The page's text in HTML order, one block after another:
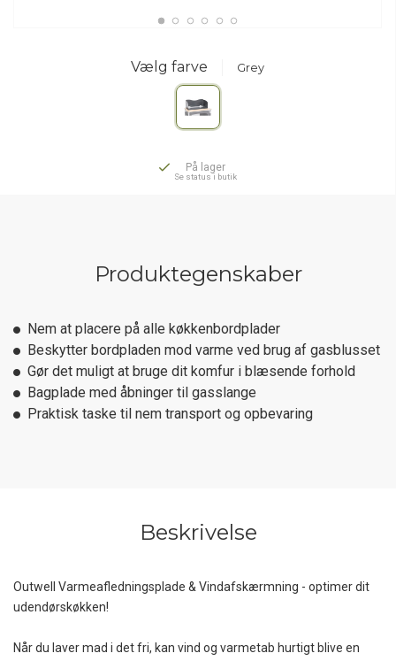
Vælg farve Grey
På lager
Se status i butik
Produktegenskaber
Nem at placere på alle køkkenbordplader
Beskytter bordpladen mod varme ved brug af gasblusset
Gør det muligt at bruge dit komfur i blæsende forhold
Bagplade med åbninger til gasslange
Praktisk taske til nem transport og opbevaring
Beskrivelse
Outwell Varmeafledningsplade & Vindafskærmning - optimer dit
udendørskøkken!
Når du laver mad i det fri, kan vind og varmetab hurtigt blive en